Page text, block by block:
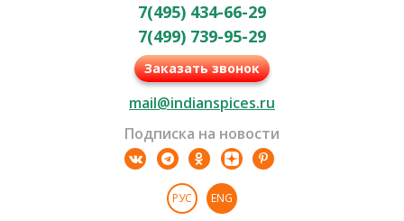
7(495) 434-66-29
7(499) 739-95-29
Заказать звонок
mail@indianspices.ru
Подписка на новости
РУС ENG